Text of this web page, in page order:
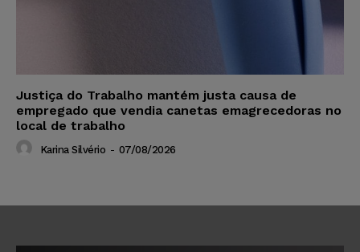
Justiça do Trabalho mantém justa causa de
empregado que vendia canetas emagrecedoras no
local de trabalho
Karina Silvério - 07/08/2026